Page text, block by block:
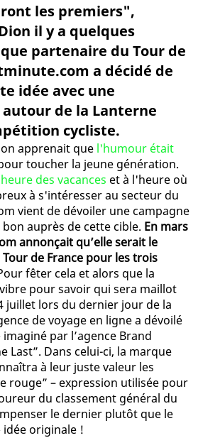
les premiers",
il y a quelques
partenaire du Tour de
a décidé de
idée avec une
de la Lanterne
cycliste.
apprenait que l'humour était
toucher la jeune génération.
des vacances et à l'heure où
à s'intéresser au secteur du
vient de dévoiler une campagne
auprès de cette cible. En mars
annonçait qu’elle serait le
de France pour les trois
fêter cela et alors que la
pour savoir qui sera maillot
juillet lors du dernier jour de la
de voyage en ligne a dévoilé
par l’agence Brand
Last”. Dans celui-ci, la marque
à leur juste valeur les
rouge” – expression utilisée pour
du classement général du
le dernier plutôt que le
originale !